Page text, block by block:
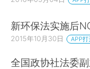
新环保法实施后
2015年10月30日 APP打
全国政协社法委